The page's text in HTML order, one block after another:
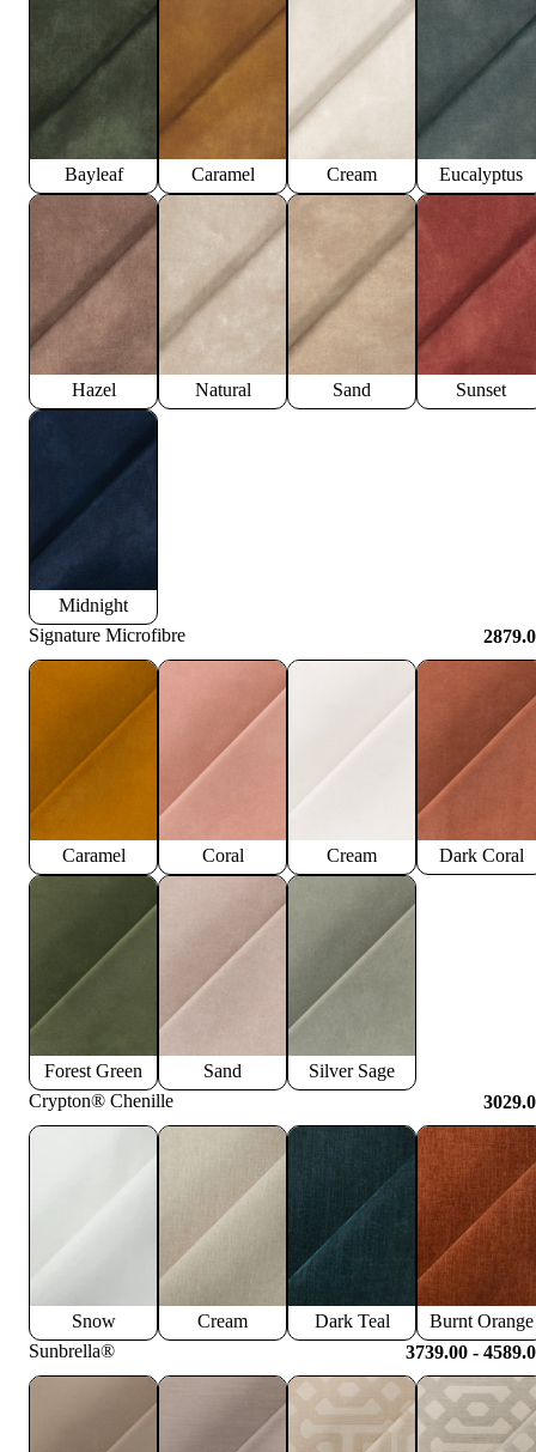
Bayleaf Caramel Cream Eucalyptus
Hazel Natural Sand Sunset
Midnight
Signature Microfibre
Caramel Coral Cream Dark Coral
Forest Green Sand
Silver Sage
Crypton® Chenille
Snow Cream Dark Teal
Burnt Orange
Sunbrella®
3739.00 -